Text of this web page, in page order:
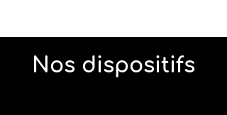
Nos dispositifs